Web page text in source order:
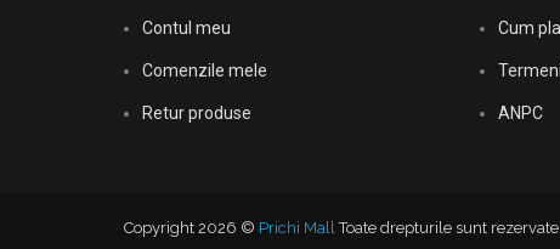
Contul meu
Comenzile mele
Retur produse
Cum
ANPC
Copyright 2026 © Prichi MallToate drepturile sunt rezervate.